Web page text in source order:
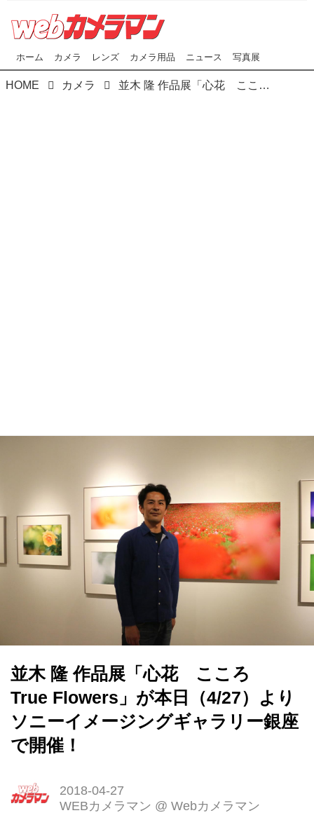
ホーム カメラ レンズ カメラ用品 ニュース 写真展
HOME カメラ 並木 隆 作品展「心花 こころ True Flowers」が本日（4/27）よりソニーイメージングギャラリー銀座で開催！
並木 隆 作品展「心花 こころ
True Flowers」が本日（4/27）より
ソニーイメージングギャラリー銀座
で開催！
2018-04-27
WEBカメラマン @ Webカメラマン